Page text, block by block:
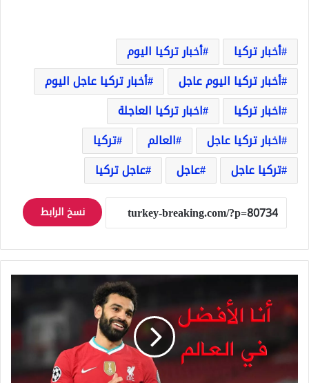
أخبار تركيا
أخبار تركيا اليوم
أخبار تركيا اليوم عاجل
أخبار تركيا عاجل اليوم
اخبار تركيا
اخبار تركيا العاجلة
اخبار تركيا عاجل
العالم
تركيا
تركيا عاجل
عاجل عاجل تركيا
نسخ الرابط
م
د
ص